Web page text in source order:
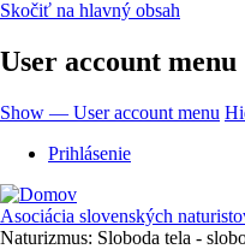
Skočiť na hlavný obsah
User account menu
Show — User account menu
Prihlásenie
Asociácia slovenských
Naturizmus: Sloboda tela -